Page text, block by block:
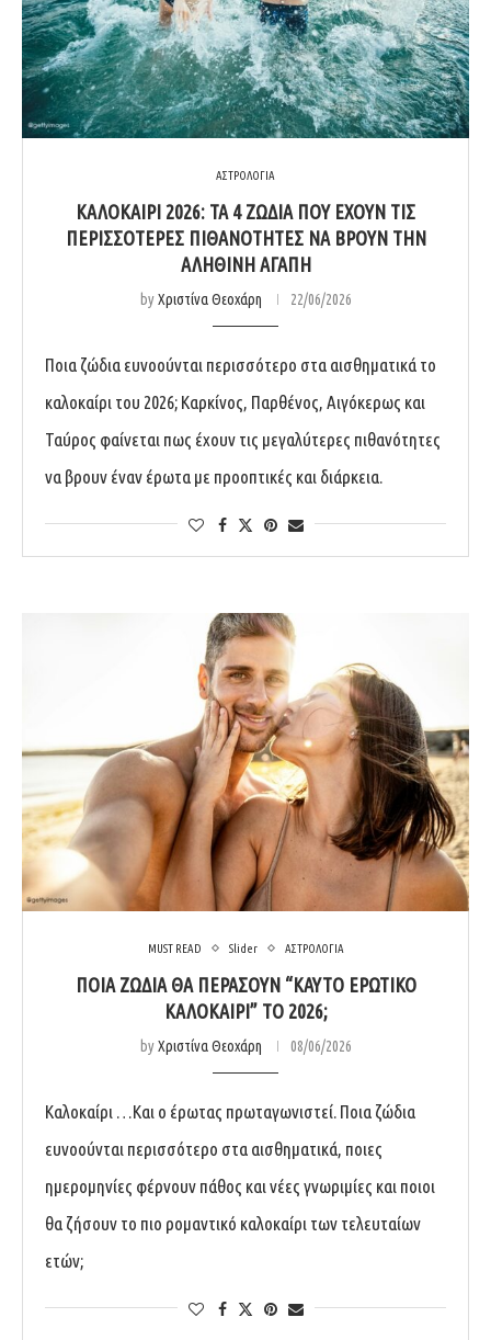
ΑΣΤΡΟΛΟΓΙΑ
ΚΑΛΟΚΑΊΡΙ 2026: ΤΑ 4 ΖΏΔΙΑ ΠΟΥ ΈΧΟΥΝ ΤΙΣ
ΠΕΡΙΣΣΌΤΕΡΕΣ ΠΙΘΑΝΌΤΗΤΕΣ ΝΑ ΒΡΟΥΝ ΤΗΝ
ΑΛΗΘΙΝΉ ΑΓΆΠΗ
byΧριστίνα Θεοχάρη 22/06/2026
Ποια ζώδια ευνοούνται περισσότερο στα αισθηματικά το
καλοκαίρι του 2026; Καρκίνος, Παρθένος, Αιγόκερως και
Ταύρος φαίνεται πως έχουν τις μεγαλύτερες πιθανότητες
να βρουν έναν έρωτα με προοπτικές και διάρκεια.
MUST READ Slider ΑΣΤΡΟΛΟΓΙΑ
ΠΟΙΆ ΖΏΔΙΑ ΘΑ ΠΕΡΆΣΟΥΝ “ΚΑΥΤΌ ΕΡΩΤΙΚΌ
ΚΑΛΟΚΑΊΡΙ” ΤΟ 2026;
byΧριστίνα Θεοχάρη 08/06/2026
Καλοκαίρι …Kαι ο έρωτας πρωταγωνιστεί. Ποια ζώδια
ευνοούνται περισσότερο στα αισθηματικά, ποιες
ημερομηνίες φέρνουν πάθος και νέες γνωριμίες και ποιοι
θα ζήσουν το πιο ρομαντικό καλοκαίρι των τελευταίων
ετών;